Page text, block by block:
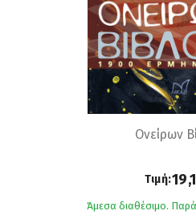
Ονείρων
Τιμή:
Άμεσα διαθέσιμο.